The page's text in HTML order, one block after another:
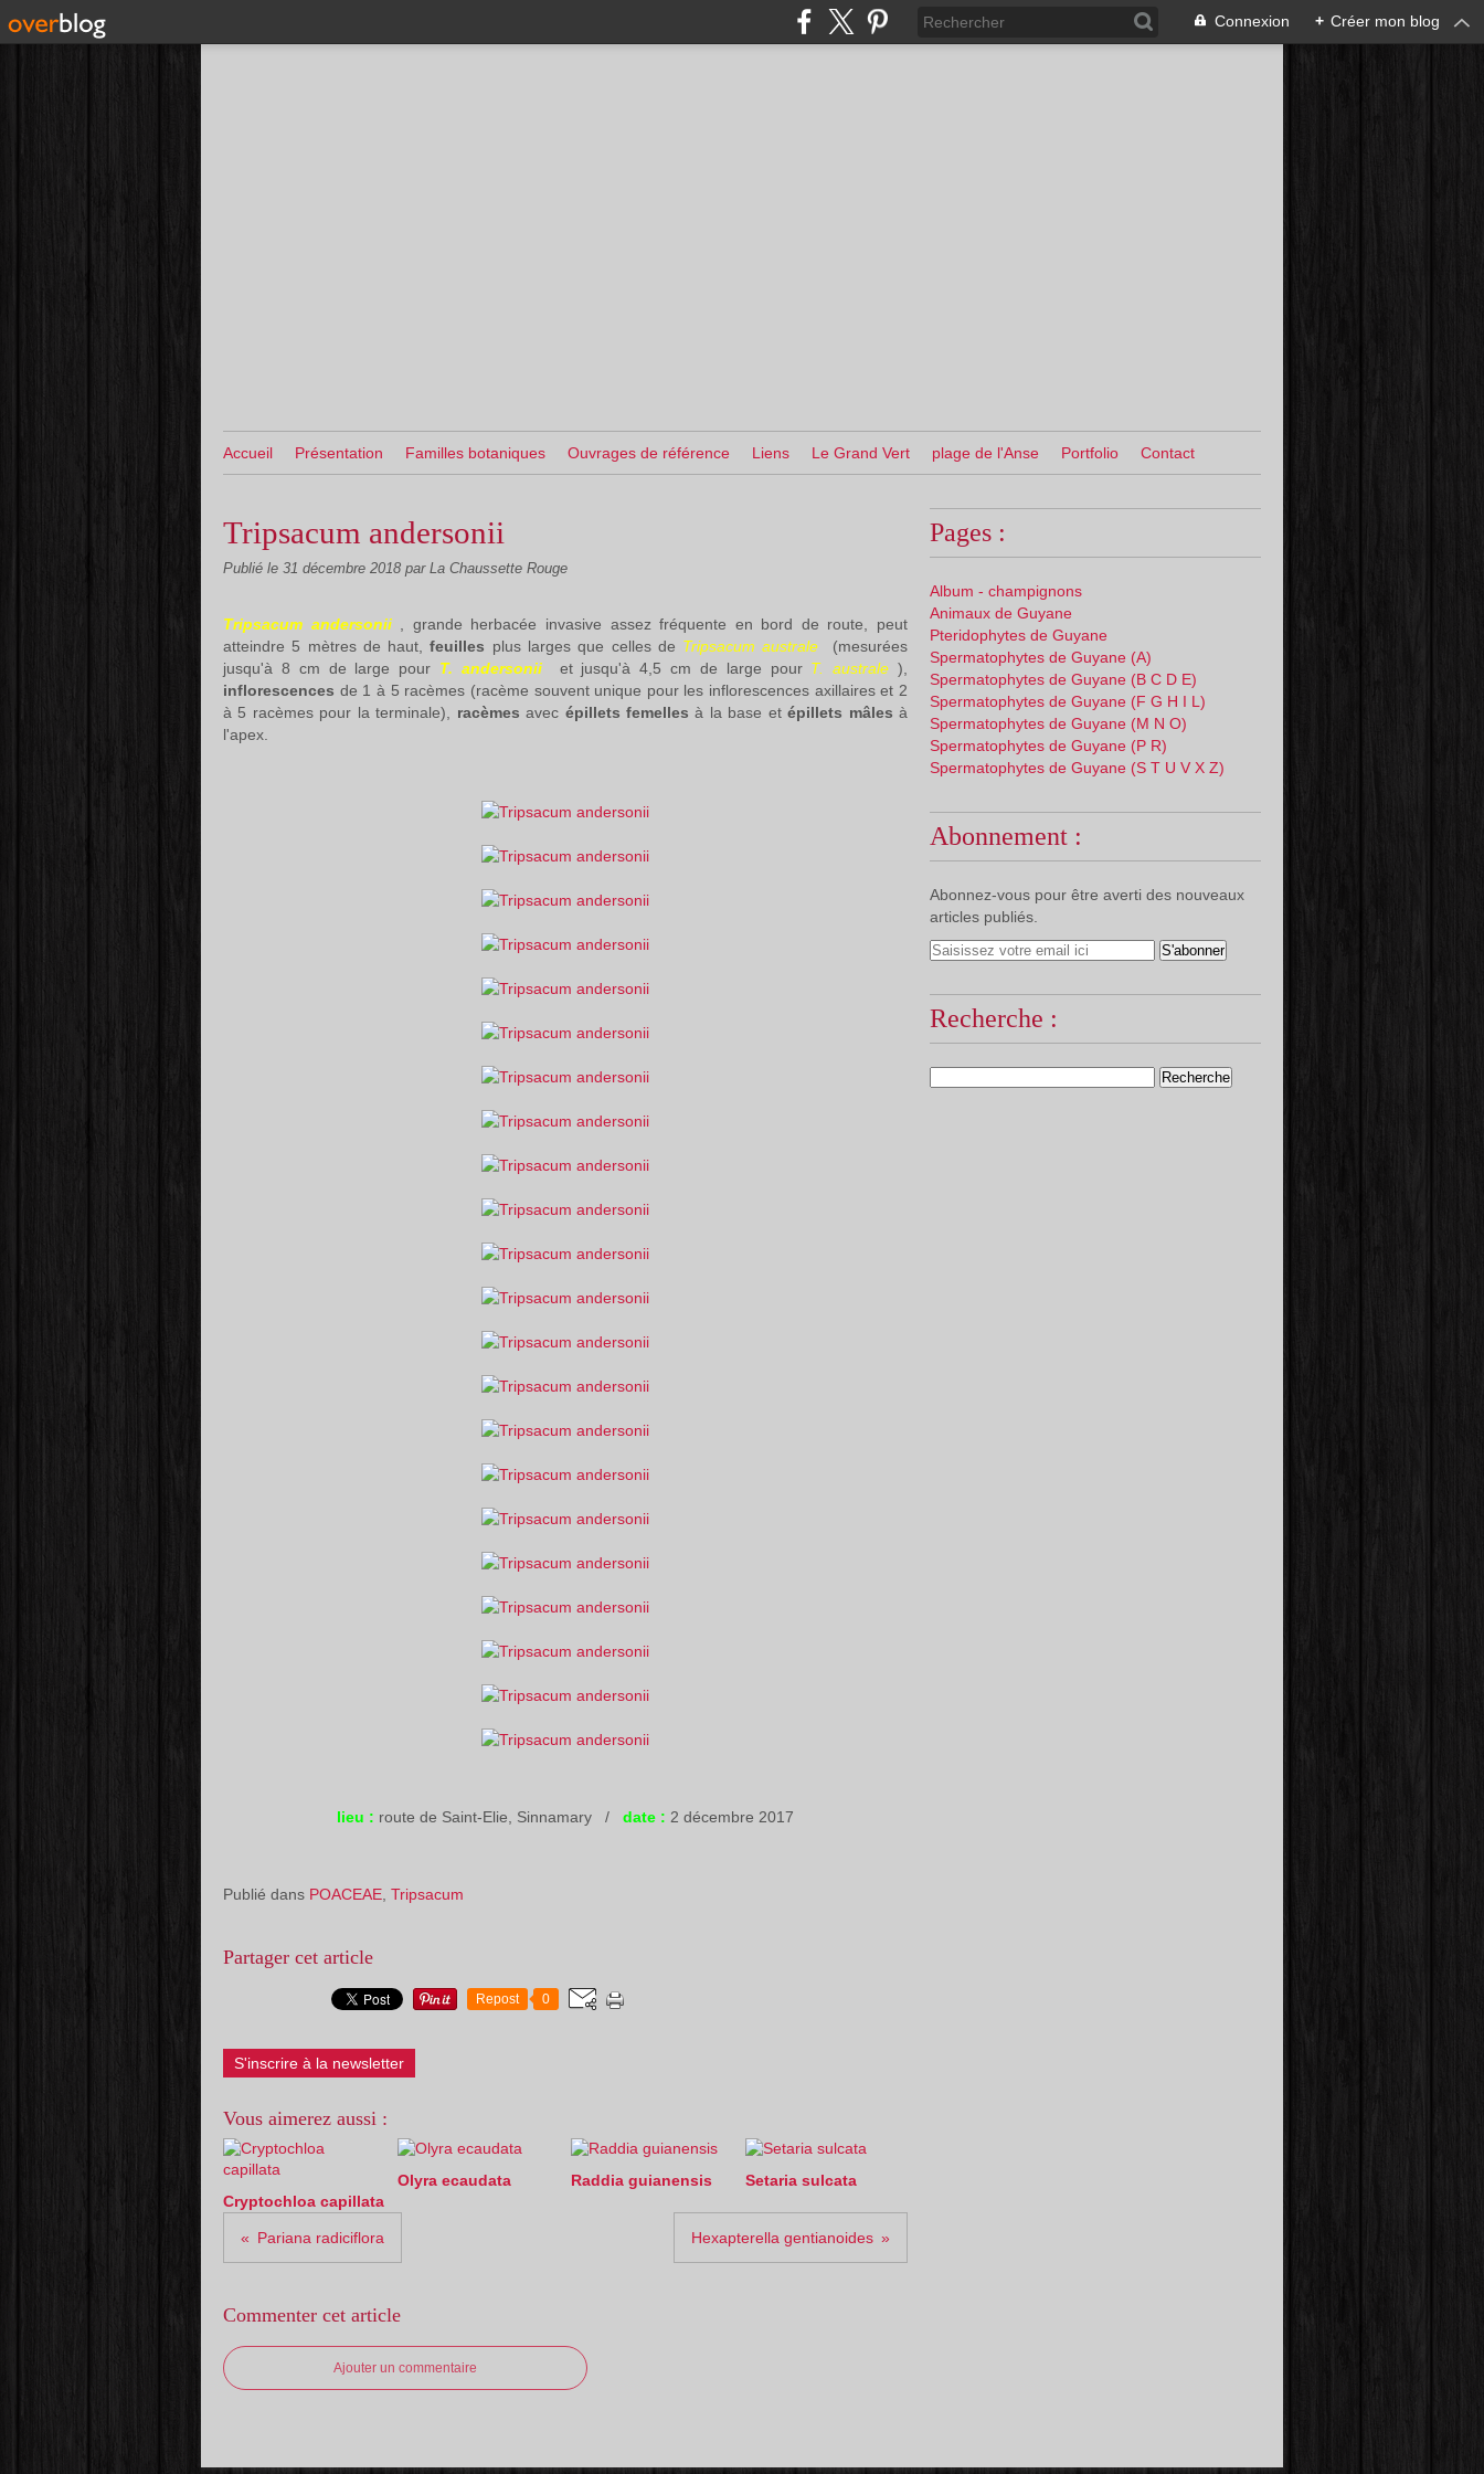
Connexion + Créer mon blog
Accueil Présentation Familles botaniques Ouvrages de référence Liens Le Grand Vert plage de l'Anse Portfolio Contact
Tripsacum andersonii
Publié le 31 décembre 2018 par La Chaussette Rouge
Tripsacum andersonii, grande herbacée invasive assez fréquente en bord de route, peut
atteindre 5 mètres de haut,feuilles plus larges que celles de Tripsacum australe (mesurées
jusqu'à 8 cm de large pour T. andersoniiet jusqu'à 4,5 cm de large pour T. australe),
inflorescences de 1 à 5 racèmes (racème souvent unique pour les inflorescences axillaires et 2
à 5 racèmes pour la terminale), racèmesavec épillets femelles à la base etépillets mâles à
l'apex.
lieu : route de Saint-Elie, Sinnamary / date : 2 décembre 2017
Publié dans POACEAE Tripsacum
Partager cet article
Repost 0
S'inscrire à la newsletter
Vous aimerez aussi :
Cryptochloa capillata
Olyra ecaudata Raddia guianensis Setaria sulcata
Pariana radiciflora Hexapterella gentianoides
Commenter cet article
Ajouter un commentaire
Pages :
Album - champignons
Animaux de Guyane
Pteridophytes de Guyane
Spermatophytes de Guyane (A)
Spermatophytes de Guyane (B C D E)
Spermatophytes de Guyane (F G H I L)
Spermatophytes de Guyane (M N O)
Spermatophytes de Guyane (P R)
Spermatophytes de Guyane (S T U V X Z)
Abonnement :
Abonnez-vous pour être averti des nouveaux
articles publiés.
Recherche :